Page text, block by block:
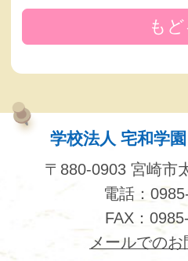
もど
学校法人 宅和学
〒880-0903 宮崎市
電話：
FAX：
メールでの